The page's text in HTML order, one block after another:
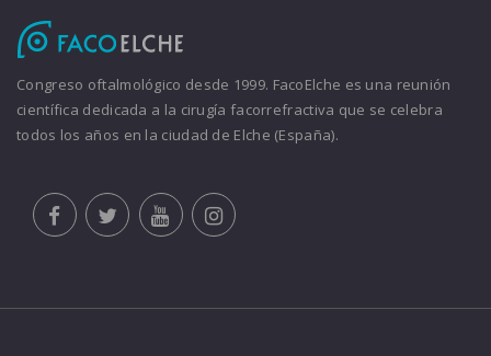
Congreso oftalmológico desde 1999. FacoElche es una reunión
científica dedicada a la cirugía facorrefractiva que se celebra
todos los años en la ciudad de Elche (España).